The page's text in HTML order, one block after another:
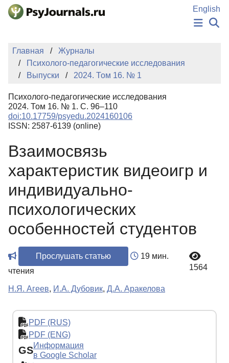
Перейти к основному содержанию
English
НОВОСТИ
АВТОРЫ
КЛЮЧЕВЫЕ СЛОВА
Регистрация
Главная
Журналы
Психолого-педагогические исследования
Выпуски
2024. Том 16. № 1
Психолого-педагогические исследования
2024. Том 16. № 1. С. 96–110
doi:10.17759/psyedu.2024160106
ISSN: 2587-6139 (online)
Взаимосвязь
характеристик видеоигр и
индивидуально-
психологических
особенностей студентов
Прослушать статью
19 мин.
чтения
1564
Н.Я. Агеев, И.А. Дубовик, Д.А. Аракелова
PDF (RUS)
PDF (ENG)
GSИнформация
в Google Scholar